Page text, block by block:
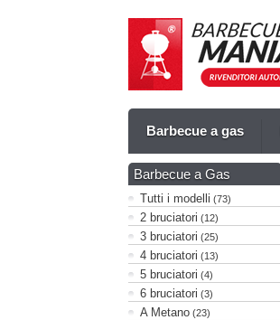
Barbecue a gas
Barbecue a Gas
Tutti i modelli (73)
2 bruciatori (12)
3 bruciatori (25)
4 bruciatori (13)
5 bruciatori (4)
6 bruciatori (3)
A Metano (23)